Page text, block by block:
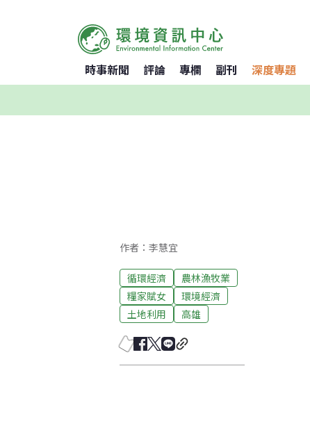
時事新聞 評論 專欄 副刊 深度專題
作者：李慧宜
循環經濟
農林漁牧業
糧家賦女
環境經濟
土地利用
高雄